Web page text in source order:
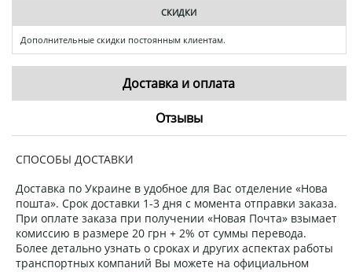
СКИДКИ
Дополнительные скидки постоянным клиентам.
Доставка и оплата
Отзывы
СПОСОБЫ ДОСТАВКИ
Доставка по Украине в удобное для Вас отделение «Нова
пошта». Срок доставки 1-3 дня с момента отправки заказа.
При оплате заказа при получении «Новая Почта» взымает
комиссию в размере 20 грн + 2% от суммы перевода.
Более детально узнать о сроках и других аспектах работы
транспортных компаний Вы можете на официальном